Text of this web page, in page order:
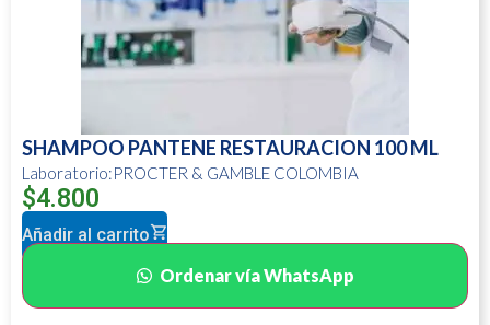
SHAMPOO PANTENE RESTAURACION 100 ML
Laboratorio:PROCTER & GAMBLE COLOMBIA
$4.800
Añadir al carrito
Ordenar vía WhatsApp